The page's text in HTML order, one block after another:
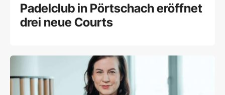
Padelclub in Pörtschach eröffnet
drei neue Courts